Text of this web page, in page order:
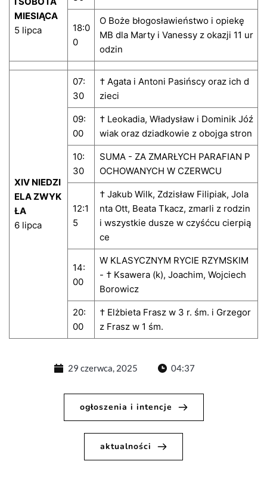
MIESIĄCA
5 lipca
18:0
0
O Boże błogosławieństwo i opiekę
MB dla Marty i Vanessy z okazji 11 ur
odzin
XIV NIEDZI
ELA ZWYK
ŁA
6 lipca
07:
30
† Agata i Antoni Pasińscy oraz ich d
zieci
09:
00
† Leokadia, Władysław i Dominik Jóź
wiak oraz dziadkowie z obojga stron
10:
30
SUMA - ZA ZMARŁYCH PARAFIAN P
OCHOWANYCH W CZERWCU
12:1
5
† Jakub Wilk, Zdzisław Filipiak, Jola
nta Ott, Beata Tkacz, zmarli z rodzin
i wszystkie dusze w czyśćcu cierpią
ce
14:
00
W KLASYCZNYM RYCIE RZYMSKIM
- † Ksawera (k), Joachim, Wojciech
Borowicz
20:
00
† Elżbieta Frasz w 3 r. śm. i Grzegor
z Frasz w 1 śm.
29 czerwca, 2025 04:37
ogłoszenia i intencje
aktualności